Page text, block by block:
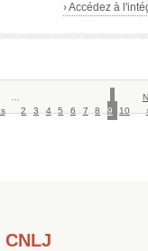
› Accédez à
2
3
4
5
6
7
8
courante
9
10
›